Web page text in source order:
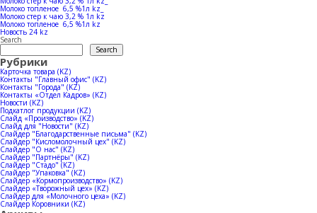
Сүт өнімдері
Балмұздақ
Horeca
Ферма
Табын
Сиыр қоралары
Өндіріс
Сүт өндірісі
Балмұздақ өндірісі
Жаңалықтар
Сатылым географиясы
Байланыстар
Молоко топленое 6,5 %1л kz_
Молоко стер к чаю 3,2 % 1л kz
Молоко топленое 6,5 %1л kz
Новость 24 kz
Search
Search
Рубрики
Карточка товара (KZ)
Контакты "Главный офис" (KZ)
Контакты "Города" (KZ)
Контакты «Отдел Кадров» (KZ)
Новости (KZ)
Подкатлог продукции (KZ)
Слайд «Производство» (KZ)
Слайд для "Новости" (KZ)
Слайдер "Благодарственные письма" (KZ)
Слайдер "Кисломолочный цех" (KZ)
Слайдер "О нас" (KZ)
Слайдер "Партнёры" (KZ)
Слайдер "Стадо" (KZ)
Слайдер "Упаковка" (KZ)
Слайдер «Кормопроизводство» (KZ)
Слайдер «Творожный цех» (KZ)
Слайдер для «Молочного цеха» (KZ)
Слайдер Коровники (KZ)